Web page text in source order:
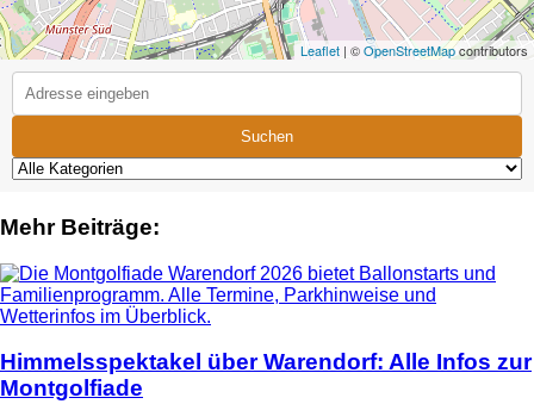
Leaflet | ©OpenStreetMapcontributors
Suchen
Mehr Beiträge:
Himmelsspektakel über Warendorf: Alle Infos zur
Montgolfiade